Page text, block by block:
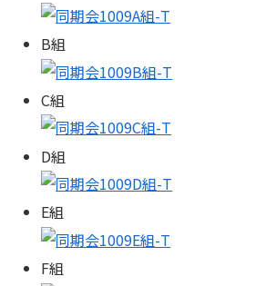
B組
C組
D組
E組
F組